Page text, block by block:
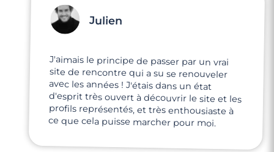
Julien
J'aimais le principe de passer par un vrai
site de rencontre qui a su se renouveler
avec les années ! J'étais dans un état
d'esprit très ouvert à découvrir le site et les
profils représentés, et très enthousiaste à
ce que cela puisse marcher pour moi.